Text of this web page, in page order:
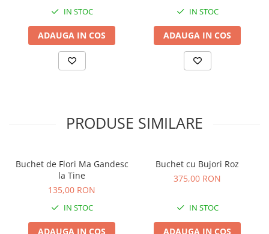
IN STOC
ADAUGA IN COS
IN STOC
ADAUGA IN COS
PRODUSE SIMILARE
Buchet de Flori Ma Gandesc
la Tine
135,00 RON
IN STOC
ADAUGA IN COS
Buchet cu Bujori Roz
375,00 RON
IN STOC
ADAUGA IN COS